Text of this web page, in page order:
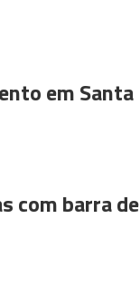
em Santa
com barra de